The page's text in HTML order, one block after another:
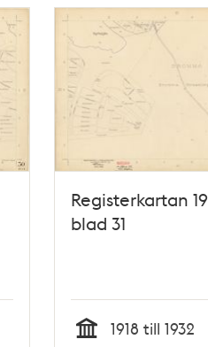
Registerkartan
blad 31
1918 till 1932